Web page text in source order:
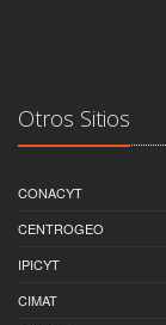
Otros Sitios
CONACYT
CENTROGEO
IPICYT
CIMAT